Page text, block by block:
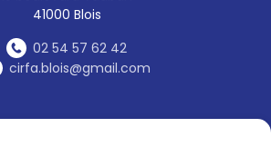
41000 Blois
02 54 57 62 42
cirfa.blois@gmail.com